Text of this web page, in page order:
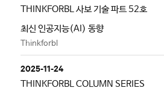
THINKFORBL 사보 기술 파트 52호
최신 인공지능(AI) 동향
Thinkforbl
2025-11-24
THINKFORBL COLUMN SERIES